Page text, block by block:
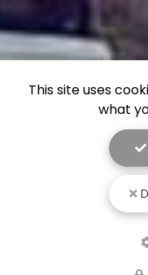
This site uses
what